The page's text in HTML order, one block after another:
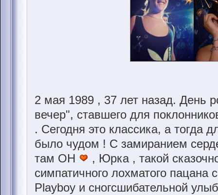
2 мая 1989 , 37 лет назад. День
вечер", ставшего для
. Сегодня это классика, а тогда
было чудом ! С замиранием
там ОН
, Юрка , такой
симпатичного лохматого
Playboy и сногсшибательной